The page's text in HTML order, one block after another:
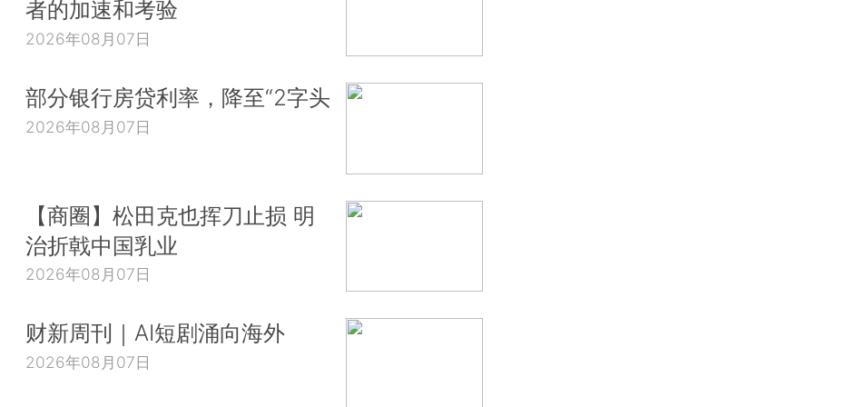
者的加速和考验
2026年08月07日
部分银行房贷利率，降至“2字头
2026年08月07日
【商圈】松田克也挥刀止损 明
治折戟中国乳业
2026年08月07日
财新周刊｜AI短剧涌向海外
2026年08月07日